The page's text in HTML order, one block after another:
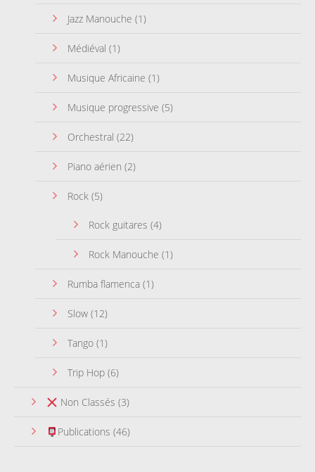
Jazz Manouche (1)
Médiéval (1)
Musique Africaine (1)
Musique progressive (5)
Orchestral (22)
Piano aérien (2)
Rock (5)
Rock guitares (4)
Rock Manouche (1)
Rumba flamenca (1)
Slow (12)
Tango (1)
Trip Hop (6)
Non Classés (3)
Publications (46)